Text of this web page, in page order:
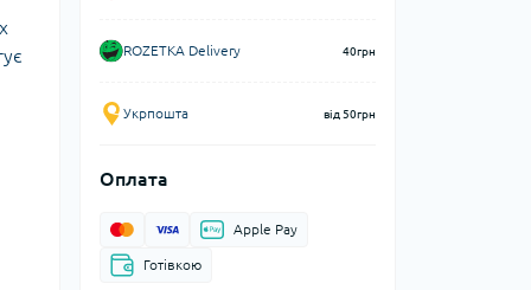
ROZETKA Delivery 40грн
Укрпошта від 50грн
Оплата
Apple Pay
Готівкою